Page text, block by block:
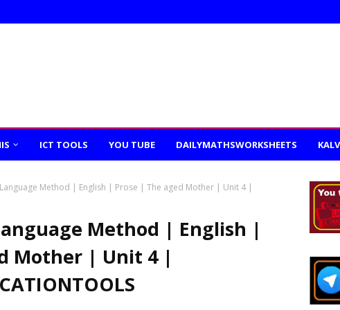
ICT TOOLS YOU TUBE DAILYMATHSWORKSHEETS
Method | English | Prose | The aged Mother | Unit 4 |
Method | English |
Mother | Unit 4 |